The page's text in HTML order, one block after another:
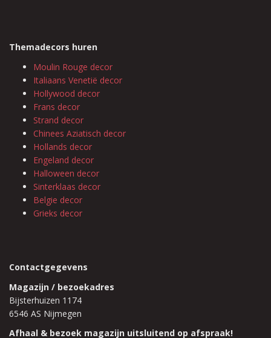
Themadecors huren
Moulin Rouge decor
Italiaans Venetië decor
Hollywood decor
Frans decor
Strand decor
Chinees Aziatisch decor
Hollands decor
Engeland decor
Halloween decor
Sinterklaas decor
Belgie decor
Grieks decor
Contactgegevens
Magazijn / bezoekadres
Bijsterhuizen 1174
6546 AS Nijmegen
Afhaal & bezoek magazijn uitsluitend op afspraak!